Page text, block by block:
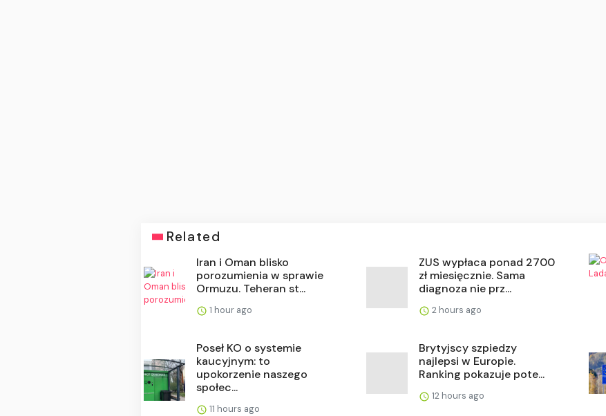
Related
Iran i Oman blisko
porozumienia w sprawie
Ormuzu. Teheran st...
1 hour ago
ZUS wypłaca ponad 2700
zł miesięcznie. Sama
diagnoza nie prz...
2 hours ago
Poseł KO o systemie
kaucyjnym: to
upokorzenie naszego
społec...
11 hours ago
Brytyjscy szpiedzy
najlepsi w Europie.
Ranking pokazuje pote...
12 hours ago